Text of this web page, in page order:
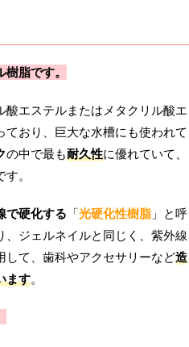
樹脂です。
酸エステルまたはメタクリル酸エ
ており、巨大な水槽にも使われて
の中で最も耐久性に優れていて、
。
で硬化する 「光硬化性樹脂」と呼
、ジェルネイルと同じく、紫外線
して、歯科やアクセサリーなど造
ます。